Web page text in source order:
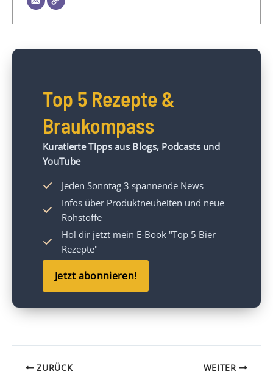
Top 5 Rezepte &
Braukompass
Kuratierte Tipps aus Blogs, Podcasts und
YouTube
Jeden Sonntag 3 spannende News
Infos über Produktneuheiten und neue
Rohstoffe
Hol dir jetzt mein E-Book "Top 5 Bier
Rezepte"
Jetzt abonnieren!
ZURÜCK WEITER